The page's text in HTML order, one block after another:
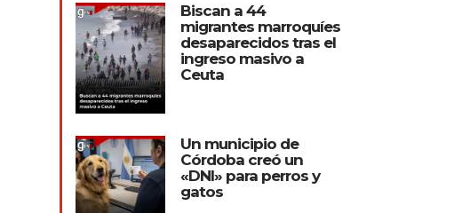
Biscan a 44
migrantes marroquíes
desaparecidos tras el
ingreso masivo a
Ceuta
Un municipio de
Córdoba creó un
«DNI» para perros y
gatos